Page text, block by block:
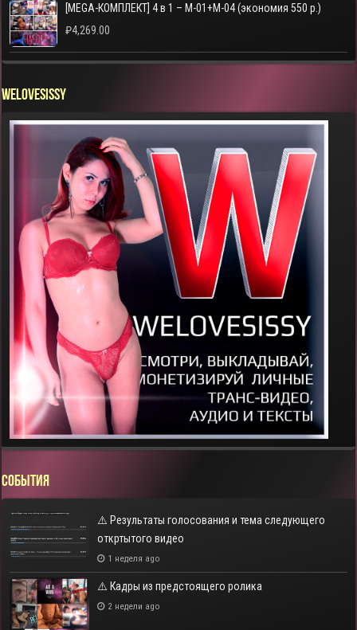
[MEGA-КОМПЛЕКТ] 4 в 1 – M-01+M-04 (экономия 550 р.)
₽4,269.00
WELOVESISSY
СОБЫТИЯ
⚠️ Результаты голосования и тема следующего
откртытого видео
1 неделя ago
⚠️ Кадры из предстоящего ролика
2 недели ago